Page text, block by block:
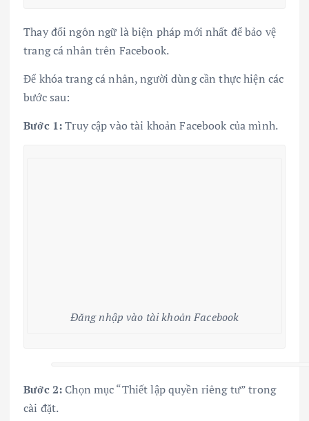
Thay đổi ngôn ngữ là biện pháp mới nhất để bảo vệ
trang cá nhân trên Facebook.
Để khóa trang cá nhân, người dùng cần thực hiện các
bước sau:
Bước 1:Truy cập vào tài khoản Facebook của mình.
Đăng nhập vào tài khoản Facebook
Bước 2: Chọn mục “Thiết lập quyền riêng tư” trong
cài đặt.